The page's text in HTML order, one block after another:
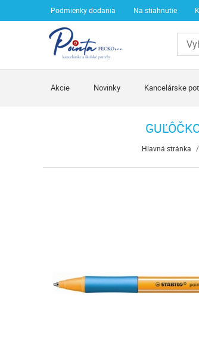
Podmienky dodania Na stiahnutie
Akcie Novinky Kancelárske
Hlavná stránka /